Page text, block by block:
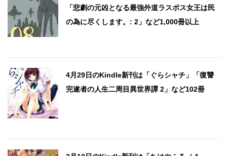
「悲劇の元凶となる最強外道ラスボス女王は民
の為に尽くします。: 2」など1,000冊以上
4月29日のKindle新刊は「ぐらシャチ」「復讐
完遂者の人生二周目異世界譚 2」など102冊